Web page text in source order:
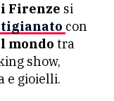
Firenze si
con
mondo tra
show,
e gioielli.